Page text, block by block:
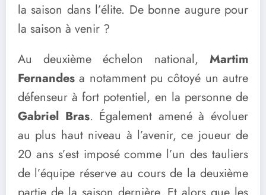
la saison dans l’élite. De bonne augure pour
la saison à venir ?
Au deuxième échelon national, Martim
Fernandes a notamment pu côtoyé un autre
défenseur à fort potentiel, en la personne de
Gabriel Bras. Également amené à évoluer
au plus haut niveau à l’avenir, ce joueur de
20 ans s’est imposé comme l’un des tauliers
de l’équipe réserve au cours de la deuxième